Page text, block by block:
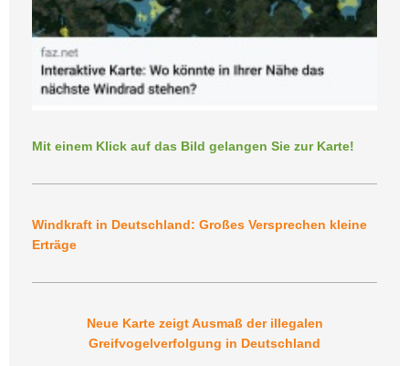
Mit einem Klick auf das Bild gelangen Sie zur Karte!
Windkraft in Deutschland: Großes Versprechen kleine
Erträge
Neue Karte zeigt Ausmaß der illegalen
Greifvogelverfolgung in Deutschland